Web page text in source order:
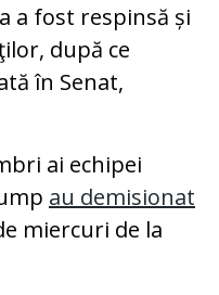
a fost respinsă și
după ce
în Senat,
ai echipei
au demisionat
miercuri de la